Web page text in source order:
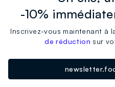
-10%
Inscrivez-vous maintenant à
de réduction sur